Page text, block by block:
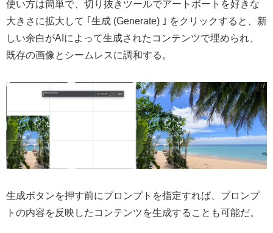
使い方は簡単で、切り抜きツールでアートボートを好きな
大きさに拡大して ｢生成 (Generate) ｣ をクリックすると、新
しい余白がAIによって生成されたコンテンツで埋められ、
既存の画像とシームレスに調和する。
生成ボタンを押す前にプロンプトを指定すれば、プロンプ
トの内容を反映したコンテンツを生成することも可能だ。